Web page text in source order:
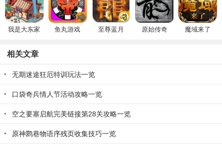
我是大东家 鱼丸游戏 至尊蓝月 原始传奇 魔域来了
相关文章
无期迷途狂厄特训玩法一览
口袋奇兵情人节活动攻略一览
空之要塞启航完美链接第28关攻略一览
原神鹮巷物语序残页收集技巧一览